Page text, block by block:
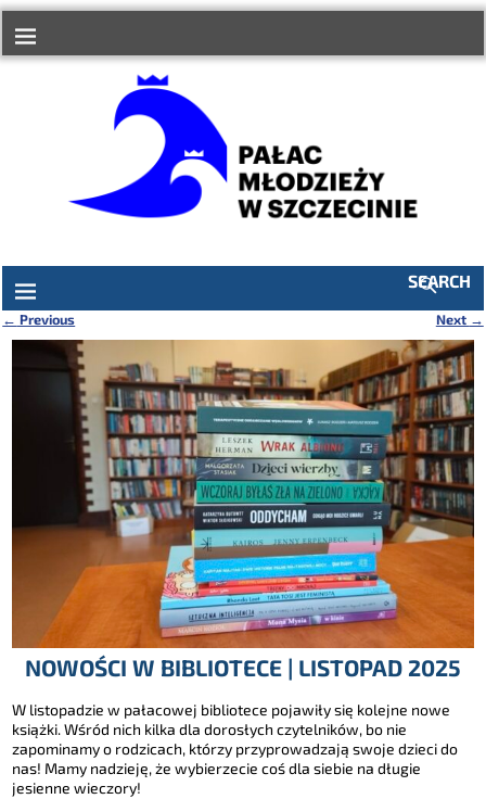
treści
SEARCH
Nawigacja
← Previous Next →
NOWOŚCI W BIBLIOTECE | LISTOPAD 2025
W listopadzie w pałacowej bibliotece pojawiły się kolejne nowe
książki. Wśród nich kilka dla dorosłych czytelników, bo nie
zapominamy o rodzicach, którzy przyprowadzają swoje dzieci do
nas! Mamy nadzieję, że wybierzecie coś dla siebie na długie
jesienne wieczory!